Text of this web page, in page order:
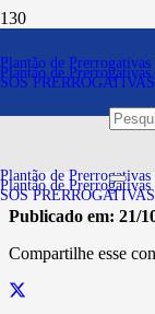
Plantão de Prerrogativas
Plantão de
SOS
Plantão de
Plantão de
SOS
Entre
Publicado em: 21/
Compartilhe esse